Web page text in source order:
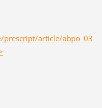
article/abpo_03